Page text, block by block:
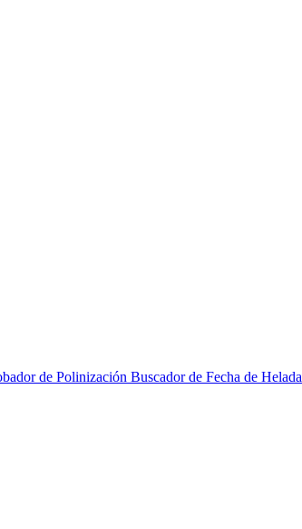
de Polinización Buscador de Fecha de Helada